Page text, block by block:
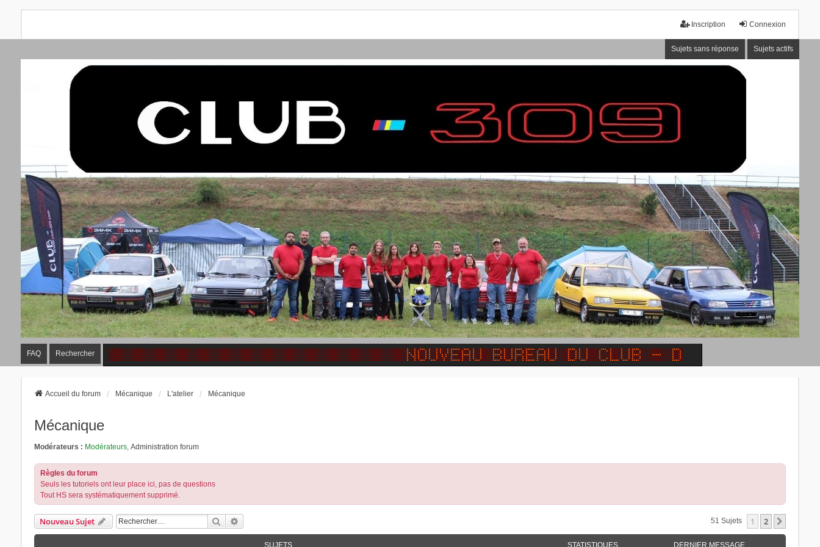
Connexion
Inscription
Sujets sans réponse Sujets actifs
FAQ Rechercher
Accueil du forum Mécanique L'atelier Mécanique
Mécanique
Modérateurs : Modérateurs, Administration forum
Règles du forum
Seuls les tutoriels ont leur place ici, pas de questions
Tout HS sera systématiquement supprimé.
Nouveau Sujet Rechercher 51 Sujets 1 2
SUJETS STATISTIQUES DERNIER MESSAGE